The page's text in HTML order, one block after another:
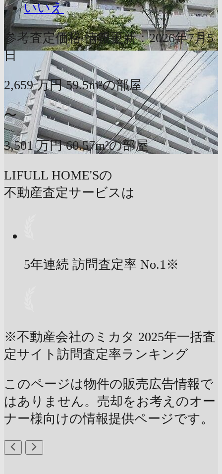
いいえ
参考査定価格 情報更新：2026年7月5
日
2,659 万円 59.5m²の部屋
〜
3,501 万円 60.57m²の部屋
LIFULL HOME'Sの
不動産査定サービスは
5年連続 訪問査定率 No.1※
※不動産会社のミカタ 2025年一括査
定サイト訪問査定率ランキング
このページは物件の販売広告情報で
はありません。売却をお考えのオー
ナー様向けの情報提供ページです。